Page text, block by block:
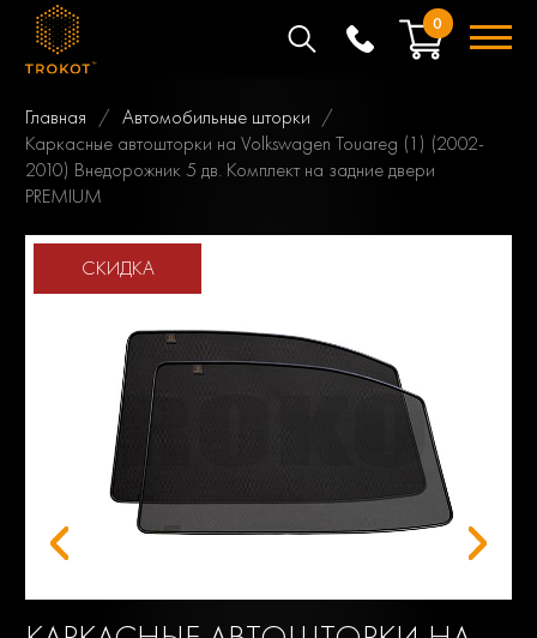
0
Главная
Автомобильные шторки
Каркасные автошторки на Volkswagen Touareg (1) (2002-
2010) Внедорожник 5 дв. Комплект на задние двери
PREMIUM
СКИДКА